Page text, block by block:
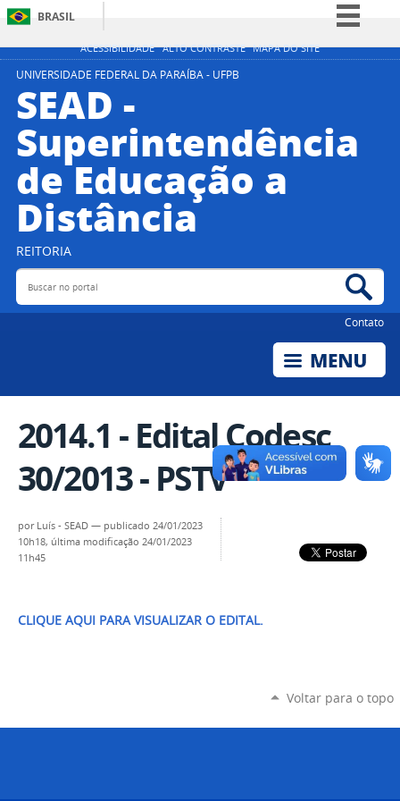
ACESSIBILIDADE ALTO CONTRASTE MAPA DO SITE
BRASIL
Simplifique!
Acesso à informação
Legislação
Canais
UNIVERSIDADE FEDERAL DA PARAÍBA - UFPB
SEAD -
Superintendência
de Educação a
Distância
REITORIA
Buscar no portal
Contato
2014.1 - Edital Codesc
30/2013 - PSTV
por Luís - SEAD — publicado 24/01/2023
10h18, última modificação 24/01/2023
11h45
CLIQUE AQUI PARA VISUALIZAR O EDITAL.
Voltar para o topo